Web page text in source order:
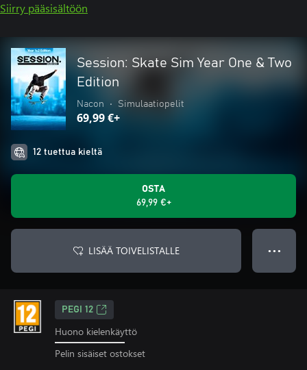
Siirry pääsisältöön
Session: Skate Sim Year One & Two
Edition
Nacon • Simulaatiopelit
69,99 €+
12 tuettua kieltä
OSTA
69,99 €+
LISÄÄ TOIVELISTALLE ● ● ●
PEGI 12
Huono kielenkäyttö
Pelin sisäiset ostokset